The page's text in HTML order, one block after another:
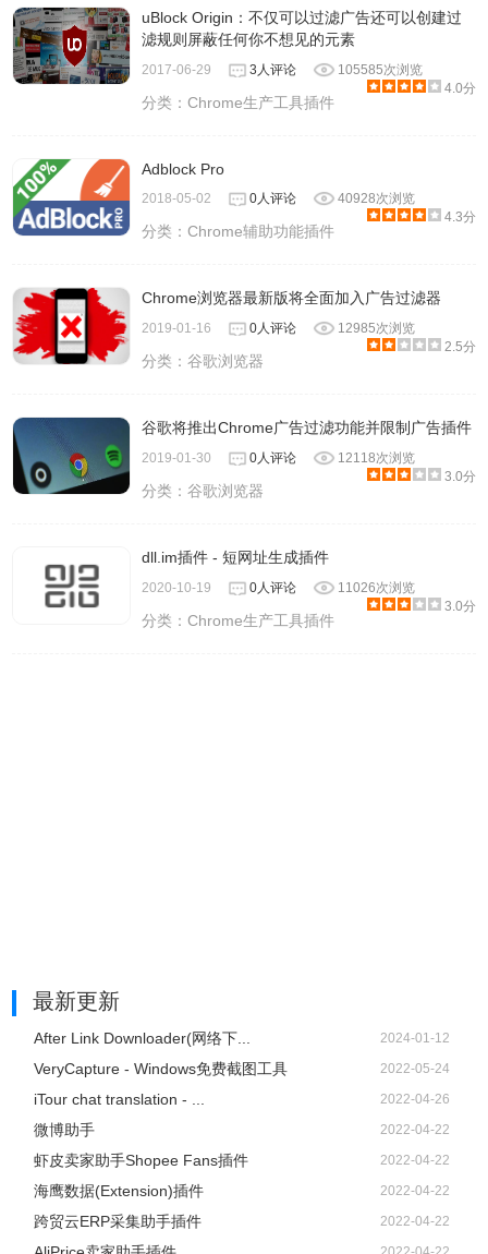
uBlock Origin：不仅可以过滤广告还可以创建过
滤规则屏蔽任何你不想见的元素
2017-06-29 3人评论
105585次浏览
4.0分
分类：Chrome生产工具插件
Adblock Pro
2018-05-02 0人评论
40928次浏览
4.3分
分类：Chrome辅助功能插件
Chrome浏览器最新版将全面加入广告过滤器
2019-01-16 0人评论
12985次浏览
2.5分
分类：谷歌浏览器
谷歌将推出Chrome广告过滤功能并限制广告插件
2019-01-30 0人评论
12118次浏览
3.0分
分类：谷歌浏览器
dll.im插件 - 短网址生成插件
2020-10-19 0人评论
11026次浏览
3.0分
分类：Chrome生产工具插件
最新更新
After Link Downloader(网络下... 2024-01-12
VeryCapture - Windows免费截图工具 2022-05-24
iTour chat translation - ... 2022-04-26
微博助手 2022-04-22
虾皮卖家助手Shopee Fans插件 2022-04-22
海鹰数据(Extension)插件 2022-04-22
跨贸云ERP采集助手插件 2022-04-22